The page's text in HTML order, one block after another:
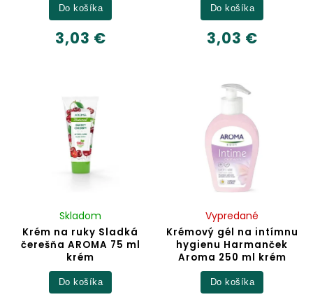
3,03 €
Do košíka
3,03 €
Do košíka
Krém na ruky Sladká
čerešňa AROMA 75 ml
krém
Skladom
Do košíka
Krémový gél na intímnu
hygienu Harmanček
Aroma 250 ml krém
Vypredané
Do košíka